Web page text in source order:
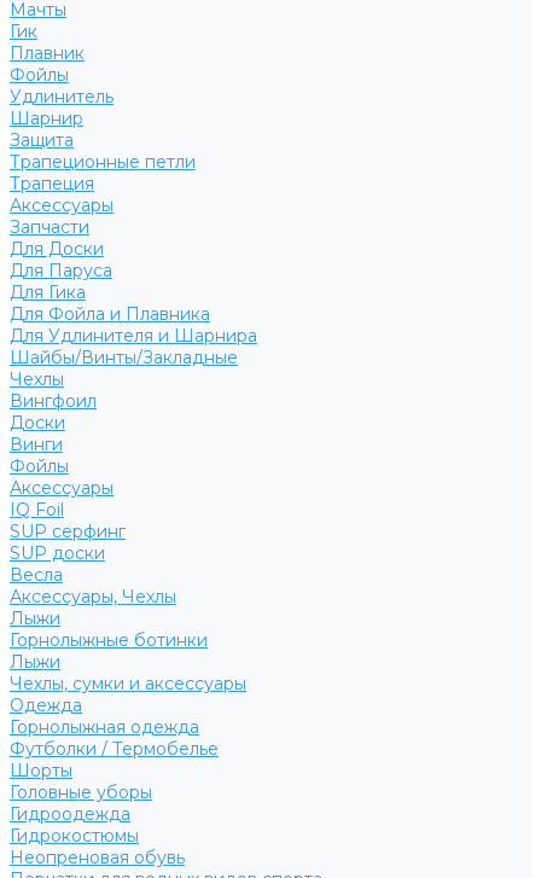
Мачты
Гик
Плавник
Фойлы
Удлинитель
Шарнир
Защита
Трапеционные петли
Трапеция
Аксессуары
Запчасти
Для Доски
Для Паруса
Для Гика
Для Фойла и Плавника
Для Удлинителя и Шарнира
Шайбы/Винты/Закладные
Чехлы
Вингфоил
Доски
Винги
Фойлы
Аксессуары
IQ Foil
SUP серфинг
SUP доски
Весла
Аксессуары, Чехлы
Лыжи
Горнолыжные ботинки
Лыжи
Чехлы, сумки и аксессуары
Одежда
Горнолыжная одежда
Футболки / Термобелье
Шорты
Головные уборы
Гидроодежда
Гидрокостюмы
Неопреновая обувь